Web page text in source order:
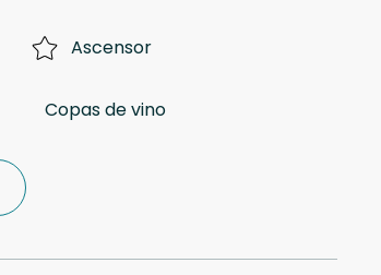
Ascensor
Copas de vino